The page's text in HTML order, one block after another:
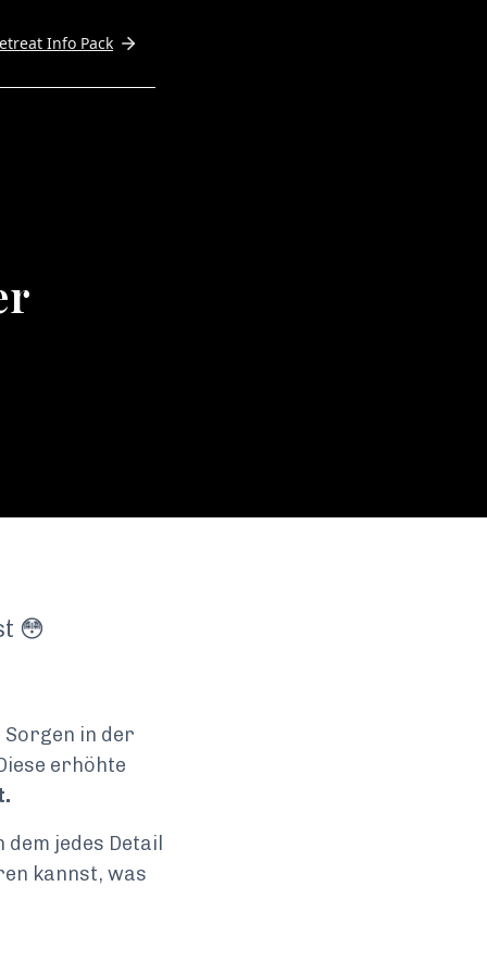
Info Pack
😳
Sorgen in der
erhöhte
dem jedes Detail
kannst, was